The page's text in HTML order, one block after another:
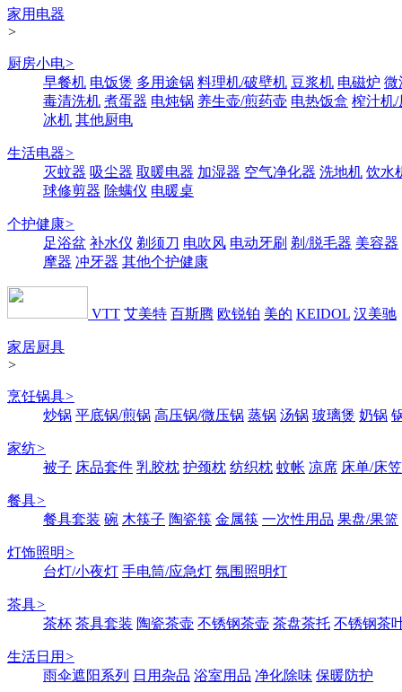
家用电器
>
厨房小电>
早餐机 电饭煲 多用途锅 料理机/破壁机 豆浆机 电磁炉 微
毒清洗机 煮蛋器 电炖锅 养生壶/煎药壶 电热饭盒 榨汁机/
冰机 其他厨电
生活电器>
灭蚊器 吸尘器 取暖电器 加湿器 空气净化器 洗地机 饮水
球修剪器 除螨仪 电暖桌
个护健康>
足浴盆 补水仪 剃须刀 电吹风 电动牙刷 剃/脱毛器 美容器
摩器 冲牙器 其他个护健康
VTT 艾美特 百斯腾 欧锐铂 美的 KEIDOL 汉美驰
家居厨具
>
烹饪锅具>
炒锅 平底锅/煎锅 高压锅/微压锅 蒸锅 汤锅 玻璃煲 奶锅
家纺>
被子 床品套件 乳胶枕 护颈枕 纺织枕 蚊帐 凉席 床单/床笠
餐具>
餐具套装 碗 木筷子 陶瓷筷 金属筷 一次性用品 果盘/果篮
灯饰照明>
台灯/小夜灯 手电筒/应急灯 氛围照明灯
茶具>
茶杯 茶具套装 陶瓷茶壶 不锈钢茶壶 茶盘茶托 不锈钢茶
生活日用 >
雨伞遮阳系列
日用杂品 浴室用品 净化除味 保暖防护